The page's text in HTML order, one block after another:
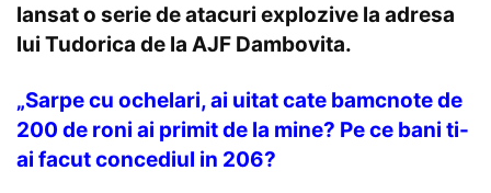
lansat o serie de atacuri explozive la adresa
lui Tudorica de la AJF Dambovita.
„Sarpe cu ochelari, ai uitat cate bamcnote de
200 de roni ai primit de la mine? Pe ce bani ti-
ai facut concediul in 206?